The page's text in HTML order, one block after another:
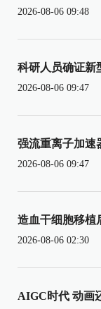
2026-08-06 09:48
科研人员确证新
2026-08-06 09:47
强流重离子加速
2026-08-06 09:47
造血干细胞移植
2026-08-06 02:30
AIGC时代 动画